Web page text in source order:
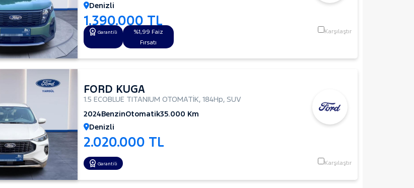
Denizli
1.390.000 TL
Garantili
%1,99 Faiz
Fırsatı
Karşılaştır
FORD KUGA
1.5 ECOBLUE TITANIUM OTOMATİK, 184Hp, SUV
2024BenzinOtomatik35.000 Km
Denizli
2.020.000 TL
Garantili Karşılaştır